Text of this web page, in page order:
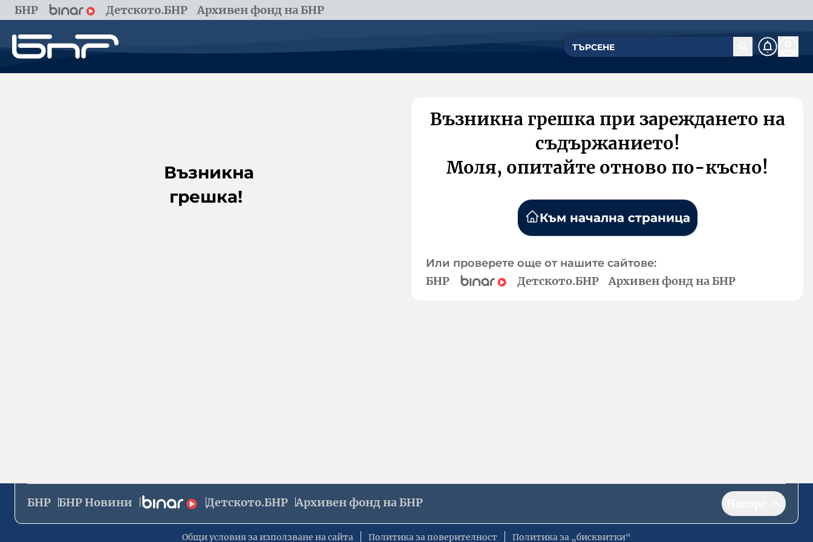
БНР Детското.БНР Архивен фонд на БНР
Възникна
грешка!
Възникна грешка при зареждането на
съдържанието!
Моля, опитайте отново по-късно!
Към начална страница
Или проверете още от нашите сайтове:
БНР Детското.БНР Архивен фонд на БНР
БНР БНР Новини Детското.БНР Архивен фонд на БНР
Общи условия за използване на сайта Политика за поверителност Политика за „бисквитки“